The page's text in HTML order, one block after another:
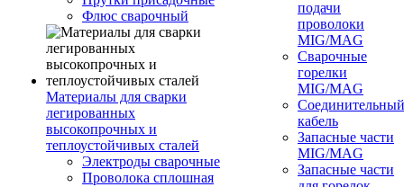
Флюс сварочный
Материалы для сварки
легированных
высокопрочных и
теплоустойчивых сталей
Электроды сварочные
Проволока сплошная
подачи
проволоки
MIG/MAG
Сварочные
горелки
MIG/MAG
Соединительный
кабель
Запасные части
MIG/MAG
Запасные части